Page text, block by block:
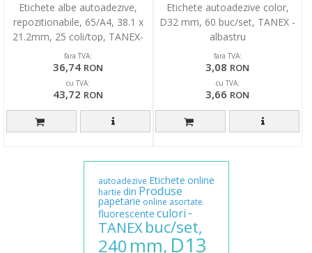
Etichete albe autoadezive,
repozitionabile, 65/A4, 38.1 x
21.2mm, 25 coli/top, TANEX-
colturi rotunji
fara TVA:
36,74 RON
cu TVA:
43,72 RON
Etichete autoadezive color,
D32 mm, 60 buc/set, TANEX -
albastru
fara TVA:
3,08 RON
cu TVA:
3,66 RON
autoadezive Etichete online
hartie din Produse
papetarie online asortate
fluorescente culori -
TANEX buc/set,
240 mm, D13